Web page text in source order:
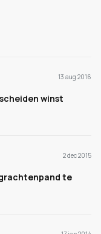
13 aug 2016
winst
2 dec 2015
te